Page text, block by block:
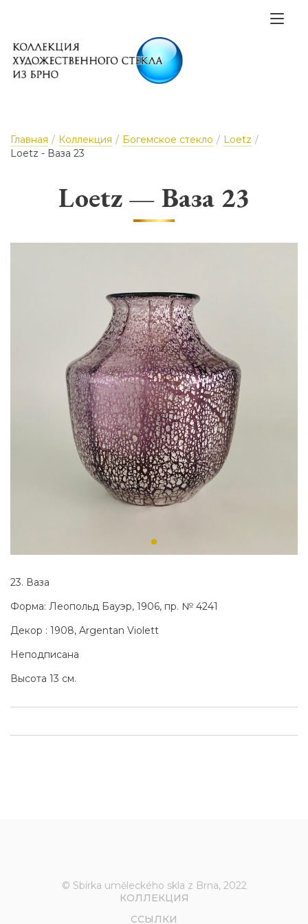
Главная / Коллекция / Богемское стекло / Loetz /
Loetz - Ваза 23
Loetz — Ваза 23
23. Ваза
Форма: Леопольд Бауэр, 1906, пр. № 4241
Декор : 1908, Argentan Violett
Неподписана
Высота 13 см.
© Sbírka uměleckého skla z Brna, 2022
КОЛЛЕКЦИЯ
ССЫЛКИ